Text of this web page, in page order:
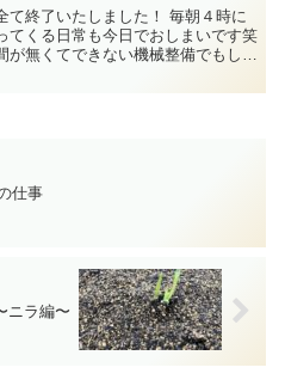
いたしました！ 毎朝４時に
てくる日常も今日でおしまいです笑
が無くてできない機械整備でもしま
仕事
ニラ編〜